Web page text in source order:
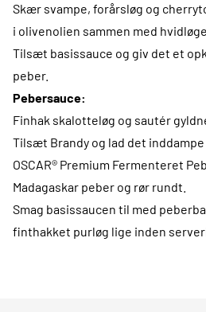
Skær svampe, forårsløg og
i olivenolien sammen med
Tilsæt basissauce og giv det et
peber.
Pebersauce:
Finhak skalotteløg og sautér
Tilsæt Brandy og lad det
OSCAR® Premium Fermenteret
Madagaskar peber og rør rundt.
Smag basissaucen til med
finthakket purløg lige inden